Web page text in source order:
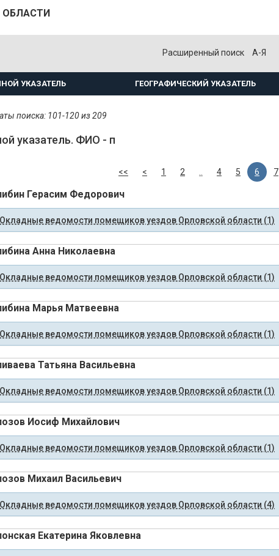
ОБЛАСТИ
Расширенный поиск А-Я
УКАЗАТЕЛЬ ГЕОГРАФИЧЕСКИЙ УКАЗАТЕЛЬ
поиска: 101-120 из 209
указатель. ФИО - п
<< < 1 2 4 5 6 7
Герасим Федорович
Окладные ведомости помещиков уездов Орловской области (1)
Анна Николаевна
Окладные ведомости помещиков уездов Орловской области (1)
Марья Матвеевна
Окладные ведомости помещиков уездов Орловской области (1)
Татьяна Васильевна
Окладные ведомости помещиков уездов Орловской области (1)
Иосиф Михайлович
Окладные ведомости помещиков уездов Орловской области (1)
Михаил Васильевич
Окладные ведомости помещиков уездов Орловской области (4)
Екатерина Яковлевна